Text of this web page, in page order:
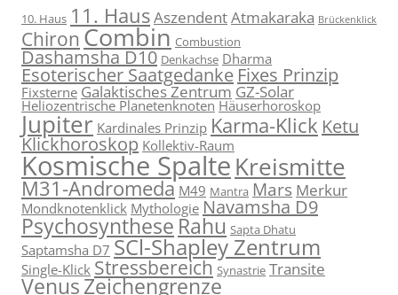
10. Haus 11. HausAszendentAtmakaraka Brückenklick
ChironCombin Combustion
Dashamsha D10 Denkachse Dharma
Esoterischer Saatgedanke Fixes Prinzip
FixsterneGalaktisches Zentrum GZ-Solar
Heliozentrische PlanetenknotenHäuserhoroskop
Jupiter Kardinales Prinzip Karma-Klick Ketu
Klickhoroskop Kollektiv-Raum
Kosmische SpalteKreismitte
M31-Andromeda M49 Mantra Mars Merkur
Mondknotenklick Mythologie Navamsha D9
Psychosynthese Rahu Sapta Dhatu
Saptamsha D7 SCl-Shapley Zentrum
Single-Klick Stressbereich Synastrie Transite
VenusZeichengrenze